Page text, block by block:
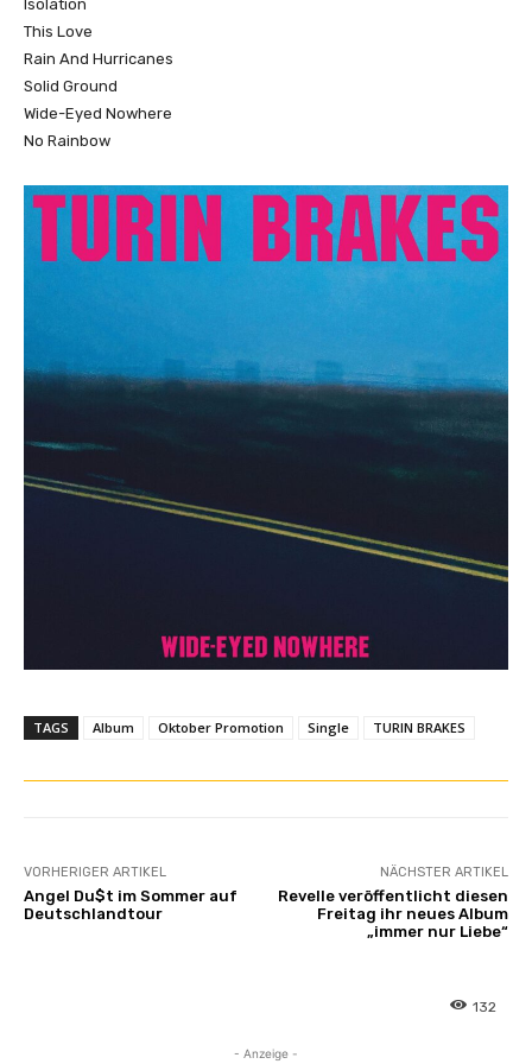
Isolation
This Love
Rain And Hurricanes
Solid Ground
Wide-Eyed Nowhere
No Rainbow
TAGS Album Oktober Promotion Single TURIN BRAKES
VORHERIGER ARTIKEL
Angel Du$t im Sommer auf
Deutschlandtour
NÄCHSTER ARTIKEL
Revelle veröffentlicht diesen
Freitag ihr neues Album
„immer nur Liebe“
132
- Anzeige -